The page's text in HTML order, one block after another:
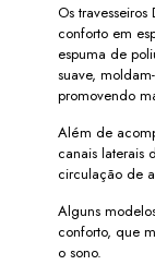
Os
conforto em
espuma de
suave,
promovendo
Além de
canais laterais
circulação de
Alguns
conforto, que
o sono.